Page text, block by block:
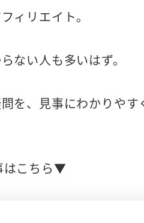
ィリエイト。
ない人も多いはず。
を、見事にわかりや
はこちら▼